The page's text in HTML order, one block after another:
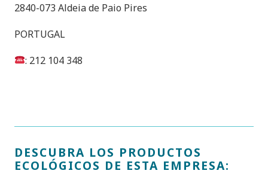
2840-073 Aldeia de Paio Pires
PORTUGAL
: 212 104 348
DESCUBRA LOS PRODUCTOS
ECOLÓGICOS DE ESTA EMPRESA: